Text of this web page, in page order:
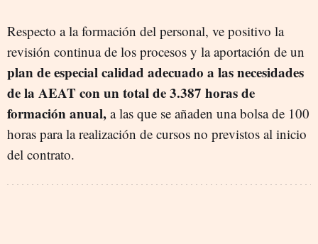
Respecto a la formación del personal, ve positivo la
revisión continua de los procesos y la aportación de un
plan de especial calidad adecuado a las necesidades
de la AEAT con un total de 3.387 horas de
formación anual, a las que se añaden una bolsa de 100
horas para la realización de cursos no previstos al inicio
del contrato.